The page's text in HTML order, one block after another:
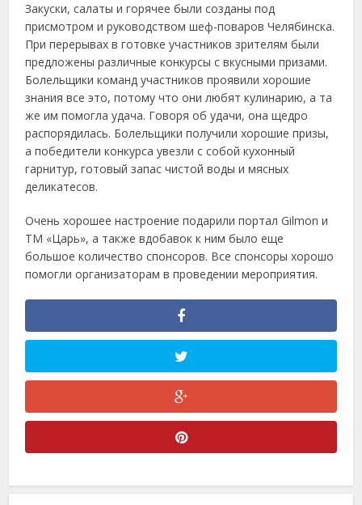
Закуски, салаты и горячее были созданы под
присмотром и руководством шеф-поваров Челябинска.
При перерывах в готовке участников зрителям были
предложены различные конкурсы с вкусными призами.
Болельщики команд участников проявили хорошие
знания все это, потому что они любят кулинарию, а та
же им помогла удача. Говоря об удачи, она щедро
распорядилась. Болельщики получили хорошие призы,
а победители конкурса увезли с собой кухонный
гарнитур, готовый запас чистой воды и мясных
деликатесов.
Очень хорошее настроение подарили портал Gilmon и
ТМ «Царь», а также вдобавок к ним было еще
большое количество спонсоров. Все спонсоры хорошо
помогли организаторам в проведении мероприятия.